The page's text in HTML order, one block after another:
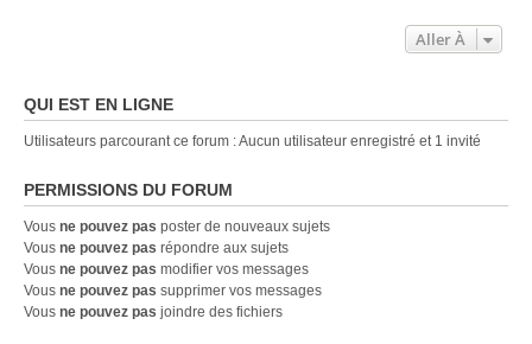
Aller À
QUI EST EN LIGNE
Utilisateurs parcourant ce forum : Aucun utilisateur enregistré et 1 invité
PERMISSIONS DU FORUM
Vous ne pouvez pas poster de nouveaux sujets
Vous ne pouvez pas répondre aux sujets
Vous ne pouvez pas modifier vos messages
Vous ne pouvez pas supprimer vos messages
Vous ne pouvez pas joindre des fichiers